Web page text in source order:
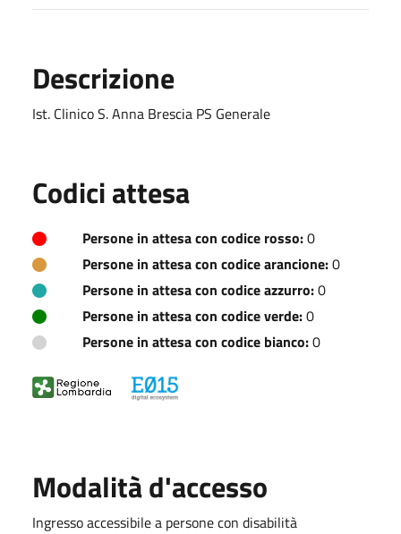
Descrizione
Ist. Clinico S. Anna Brescia PS Generale
Codici attesa
Persone in attesa con codice rosso:0
Persone in attesa con codice arancione:0
Persone in attesa con codice azzurro:0
Persone in attesa con codice verde:0
Persone in attesa con codice bianco:0
Modalità d'accesso
Ingresso accessibile a persone con disabilità